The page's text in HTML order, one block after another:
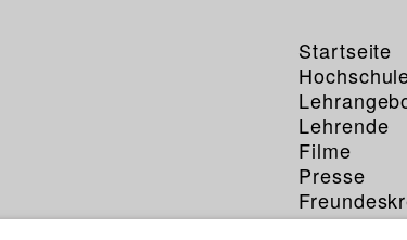
Startseite
Lehrende
Filme
Presse
Service